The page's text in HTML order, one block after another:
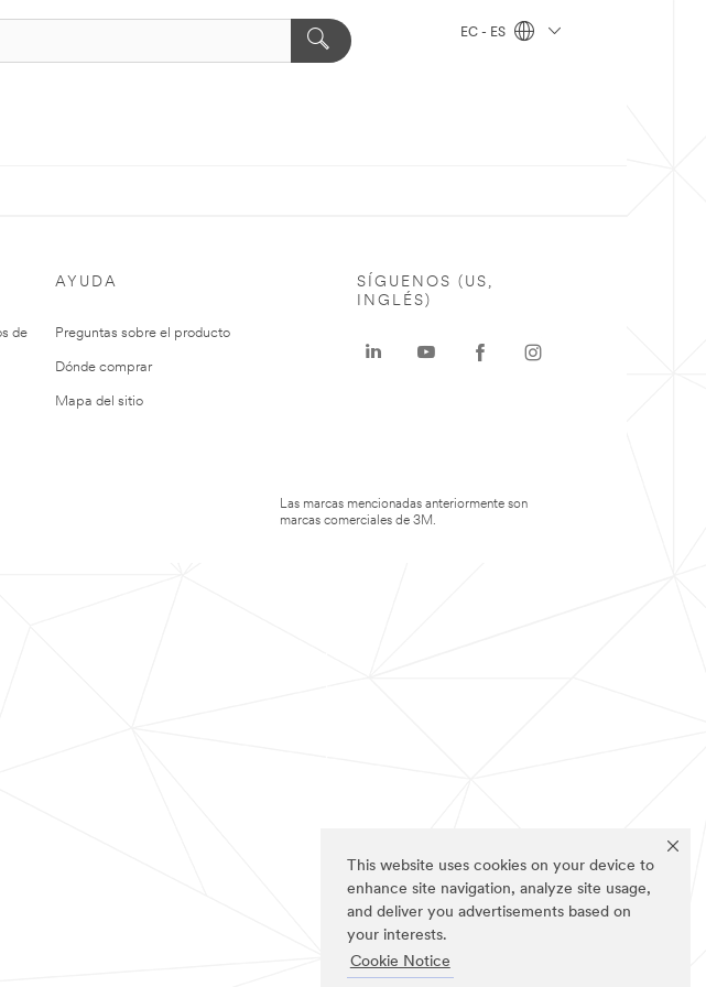
This website uses cookies on your device to
enhance site navigation, analyze site usage,
and deliver you advertisements based on
your interests.
Cookie Notice
EC - ES
de
AYUDA
Preguntas sobre el producto
Dónde comprar
Mapa del sitio
SÍGUENOS (US,
INGLÉS)
Las marcas mencionadas anteriormente son
marcas comerciales de 3M.